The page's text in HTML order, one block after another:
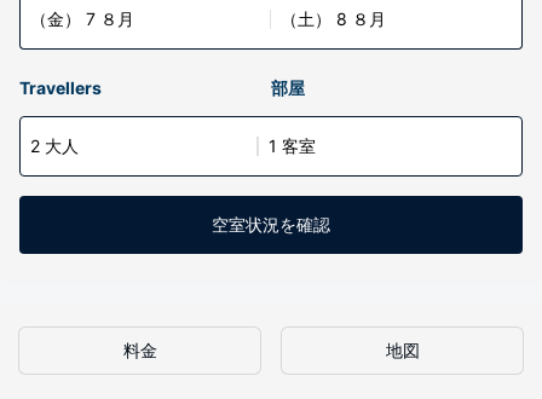
（金） 7 ８月 （土） 8 ８月
Travellers 部屋
2 大人 1 客室
空室状況を確認
料金 地図